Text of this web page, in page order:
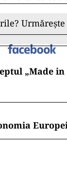
Urmărește
„Made